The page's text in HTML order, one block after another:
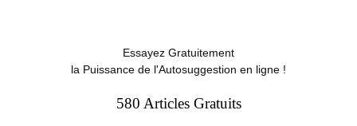
Essayez Gratuitement
la Puissance de l'Autosuggestion en ligne !
580 Articles Gratuits